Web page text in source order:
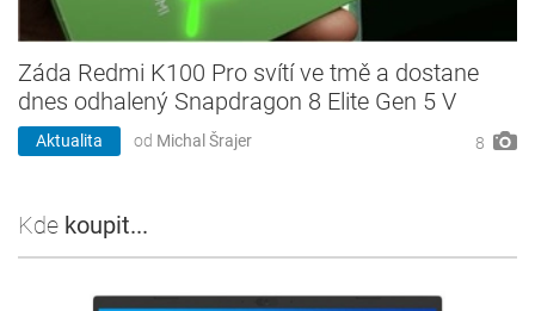
Záda Redmi K100 Pro svítí ve tmě a dostane
dnes odhalený Snapdragon 8 Elite Gen 5 V
Aktualita od Michal Šrajer 8
Kde koupit...